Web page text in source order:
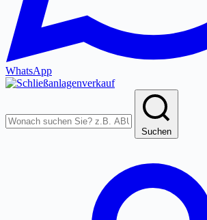
WhatsApp
Suchen